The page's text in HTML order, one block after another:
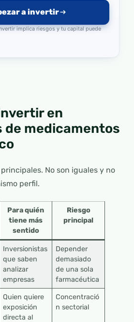
a invertir
implica riesgos y tu capital puede
en
medicamentos
No son iguales y no
perfil.
Para quién
tiene más
sentido
Riesgo
principal
Inversionistas
que saben
analizar
empresas
Depender
demasiado
de una sola
farmacéutica
Quien quiere
exposición
directa al
Concentració
n sectorial